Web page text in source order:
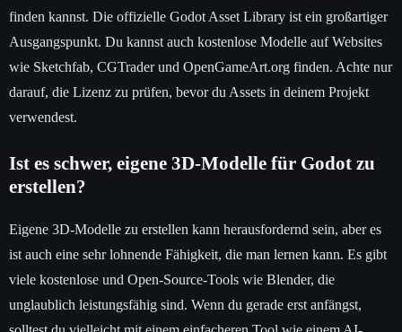
finden kannst. Die offizielle Godot Asset Library ist ein großartiger
Ausgangspunkt. Du kannst auch kostenlose Modelle auf Websites
wie Sketchfab, CGTrader und OpenGameArt.org finden. Achte nur
darauf, die Lizenz zu prüfen, bevor du Assets in deinem Projekt
verwendest.
Ist es schwer, eigene 3D-Modelle für Godot zu
erstellen?
Eigene 3D-Modelle zu erstellen kann herausfordernd sein, aber es
ist auch eine sehr lohnende Fähigkeit, die man lernen kann. Es gibt
viele kostenlose und Open-Source-Tools wie Blender, die
unglaublich leistungsfähig sind. Wenn du gerade erst anfängst,